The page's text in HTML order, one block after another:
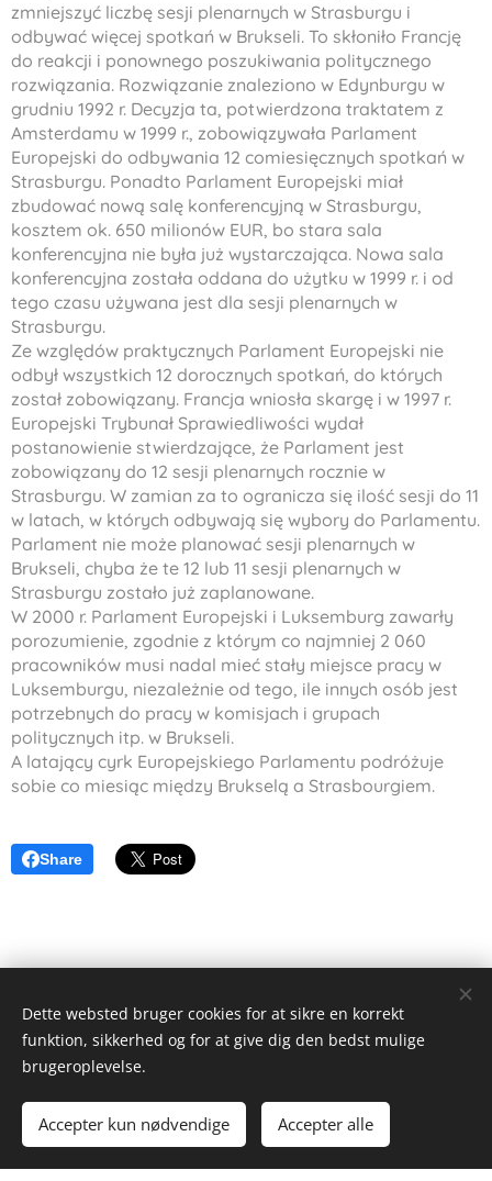
zmniejszyć liczbę sesji plenarnych w Strasburgu i
odbywać więcej spotkań w Brukseli. To skłoniło Francję
do reakcji i ponownego poszukiwania politycznego
rozwiązania. Rozwiązanie znaleziono w Edynburgu w
grudniu 1992 r. Decyzja ta, potwierdzona traktatem z
Amsterdamu w 1999 r., zobowiązywała Parlament
Europejski do odbywania 12 comiesięcznych spotkań w
Strasburgu. Ponadto Parlament Europejski miał
zbudować nową salę konferencyjną w Strasburgu,
kosztem ok. 650 milionów EUR, bo stara sala
konferencyjna nie była już wystarczająca. Nowa sala
konferencyjna została oddana do użytku w 1999 r. i od
tego czasu używana jest dla sesji plenarnych w
Strasburgu.
Ze względów praktycznych Parlament Europejski nie
odbył wszystkich 12 dorocznych spotkań, do których
został zobowiązany. Francja wniosła skargę i w 1997 r.
Europejski Trybunał Sprawiedliwości wydał
postanowienie stwierdzające, że Parlament jest
zobowiązany do 12 sesji plenarnych rocznie w
Strasburgu. W zamian za to ogranicza się ilość sesji do 11
w latach, w których odbywają się wybory do Parlamentu.
Parlament nie może planować sesji plenarnych w
Brukseli, chyba że te 12 lub 11 sesji plenarnych w
Strasburgu zostało już zaplanowane.
W 2000 r. Parlament Europejski i Luksemburg zawarły
porozumienie, zgodnie z którym co najmniej 2 060
pracowników musi nadal mieć stały miejsce pracy w
Luksemburgu, niezależnie od tego, ile innych osób jest
potrzebnych do pracy w komisjach i grupach
politycznych itp. w Brukseli.
A latający cyrk Europejskiego Parlamentu podróżuje
sobie co miesiąc między Brukselą a Strasbourgiem.
Share
Alex Wieseltier - Uredte tanker
Alle rettigheder forbeholdes 2019
Drevet afWebnode Cookies
Lav din egen hjemmeside gratis! Kom i gang
Dette websted bruger cookies for at sikre en korrekt
funktion, sikkerhed og for at give dig den bedst mulige
brugeroplevelse.
Accepter kun nødvendige Accepter alle